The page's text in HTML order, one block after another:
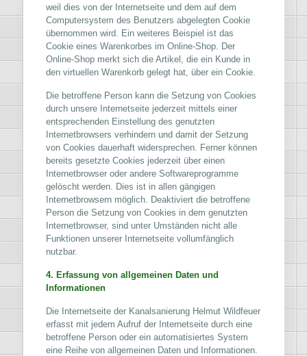
weil dies von der Internetseite und dem auf dem
Computersystem des Benutzers abgelegten Cookie
übernommen wird. Ein weiteres Beispiel ist das
Cookie eines Warenkorbes im Online-Shop. Der
Online-Shop merkt sich die Artikel, die ein Kunde in
den virtuellen Warenkorb gelegt hat, über ein Cookie.
Die betroffene Person kann die Setzung von Cookies
durch unsere Internetseite jederzeit mittels einer
entsprechenden Einstellung des genutzten
Internetbrowsers verhindern und damit der Setzung
von Cookies dauerhaft widersprechen. Ferner können
bereits gesetzte Cookies jederzeit über einen
Internetbrowser oder andere Softwareprogramme
gelöscht werden. Dies ist in allen gängigen
Internetbrowsern möglich. Deaktiviert die betroffene
Person die Setzung von Cookies in dem genutzten
Internetbrowser, sind unter Umständen nicht alle
Funktionen unserer Internetseite vollumfänglich
nutzbar.
4. Erfassung von allgemeinen Daten und
Informationen
Die Internetseite der Kanalsanierung Helmut Wildfeuer
erfasst mit jedem Aufruf der Internetseite durch eine
betroffene Person oder ein automatisiertes System
eine Reihe von allgemeinen Daten und Informationen.